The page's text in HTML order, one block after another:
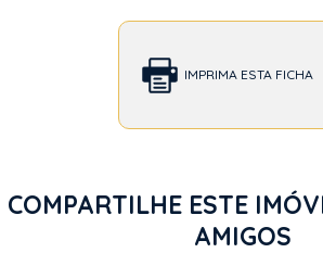
IMPRIMA ESTA FICHA
COMPARTILHE ESTE
AMIGOS